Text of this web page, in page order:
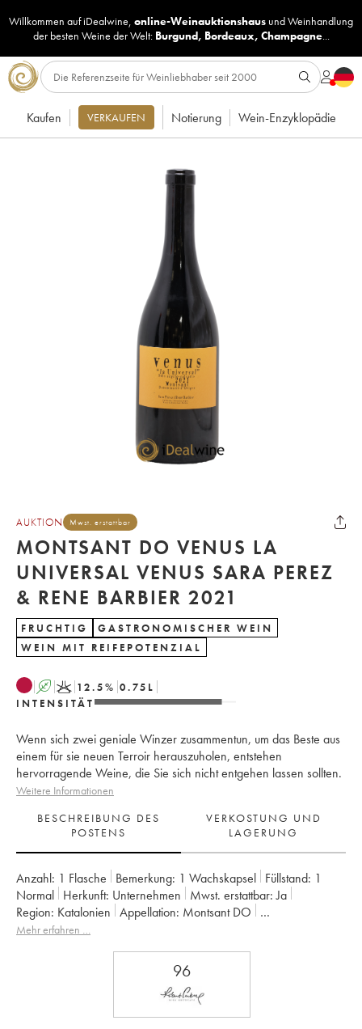
Willkommen auf iDealwine, online-Weinauktionshaus undWeinhandlung
der besten Weine der Welt: Burgund, Bordeaux, Champagne...
Kaufen VERKAUFEN Notierung Wein-Enzyklopädie
AUKTION Mwst. erstattbar
MONTSANT DO VENUS LA
UNIVERSAL VENUS SARA PEREZ
& RENE BARBIER 2021
FRUCHTIG
GASTRONOMISCHER WEIN
WEIN MIT REIFEPOTENZIAL
A K 12.5% 0.75 L
INTENSITÄT
Wenn sich zwei geniale Winzer zusammentun, um das Beste aus
einem für sie neuen Terroir herauszuholen, entstehen
hervorragende Weine, die Sie sich nicht entgehen lassen sollten.
Weitere Informationen
BESCHREIBUNG DES
POSTENS
VERKOSTUNG UND
LAGERUNG
Anzahl: 1 Flasche Bemerkung: 1 Wachskapsel Füllstand: 1
Normal
Herkunft: unternehmen Mwst. erstattbar: ja
Region:
Katalonien Appellation:
Montsant DO
Eigentümer:
Sara Perez & Rene Barbier
Mehr erfahren …
96